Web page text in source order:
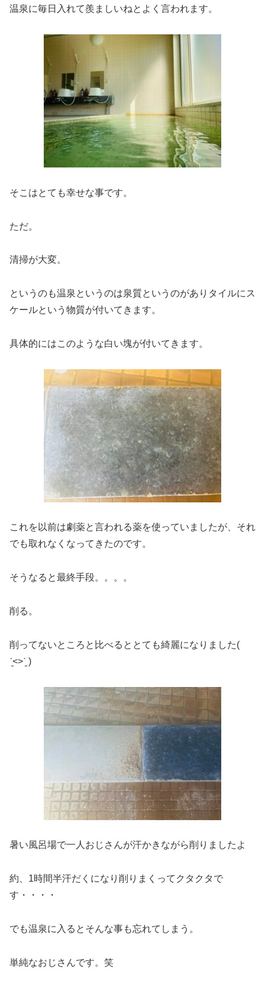
温泉に毎日入れて羨ましいねとよく言われます。
そこはとても幸せな事です。
ただ。
清掃が大変。
というのも温泉というのは泉質というのがありタイルにス
ケールという物質が付いてきます。
具体的にはこのような白い塊が付いてきます。
これを以前は劇薬と言われる薬を使っていましたが、それ
でも取れなくなってきたのです。
そうなると最終手段。。。。
削る。
削ってないところと比べるととても綺麗になりました(
ˊ̱˂˃ˋ̱ )
暑い風呂場で一人おじさんが汗かきながら削りましたよ
約、1時間半汗だくになり削りまくってクタクタで
す・・・・
でも温泉に入るとそんな事も忘れてしまう。
単純なおじさんです。笑